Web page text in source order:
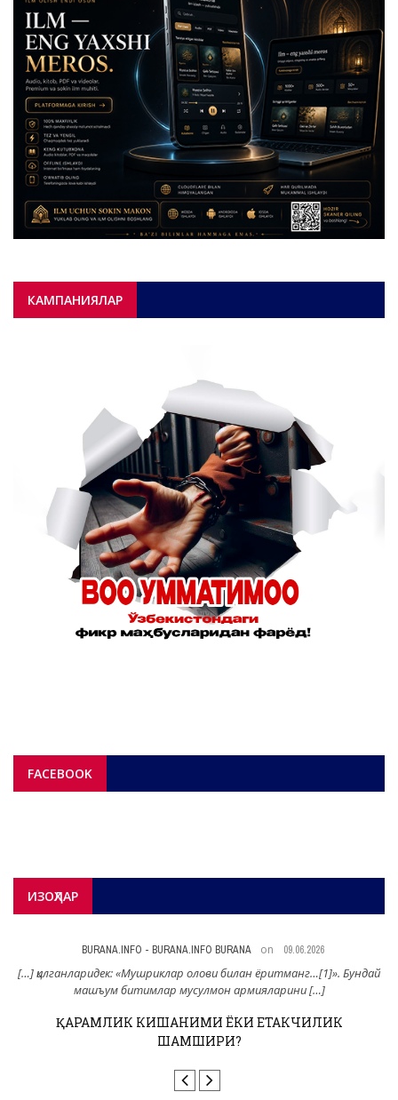
КАМПАНИЯЛАР
FACEBOOK
ИЗОҲЛАР
BURANA.INFO - BURANA.INFO BURANA on 09.06.2026
[…] қилганларидек: «Мушриклар олови билан ёритманг…[1]». Бундай
машъум битимлар мусулмон армияларини […]
ҚАРАМЛИК КИШАНИМИ ЁКИ ЕТАКЧИЛИК
ШАМШИРИ?